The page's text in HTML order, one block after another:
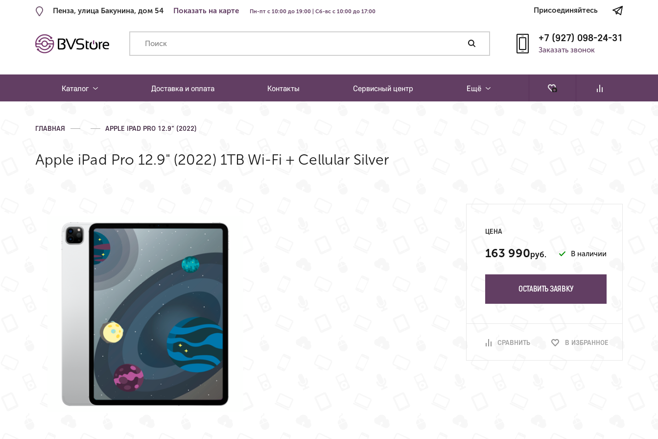
Пенза, улица Бакунина, дом 54 Показать на карте Пн-пт с 10:00 до 19:00 | Сб-вс с 10:00 до 17:00 Присоединяйтесь
+7 (927) 098-24-31
Заказать звонок
Каталог Доставка и оплата Контакты Сервисный центр Ещё
ГЛАВНАЯ APPLE IPAD PRO 12.9" (2022)
Apple iPad Pro 12.9" (2022) 1TB Wi-Fi + Cellular Silver
ЦЕНА
163 990руб. В наличии
ОСТАВИТЬ ЗАЯВКУ
СРАВНИТЬ В ИЗБРАННОЕ